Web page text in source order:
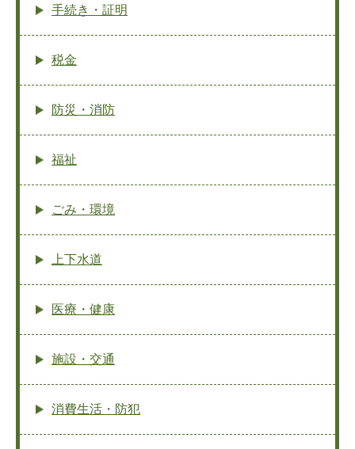
手続き・証明
税金
防災・消防
福祉
ごみ・環境
上下水道
医療・健康
施設・交通
消費生活・防犯